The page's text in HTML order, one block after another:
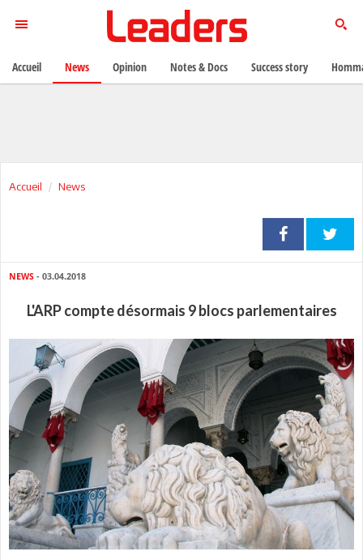
Accueil News
NEWS - 03.04.2018
L'ARP compte désormais 9 blocs parlementaires
Accueil News Opinion Notes & Docs Success story